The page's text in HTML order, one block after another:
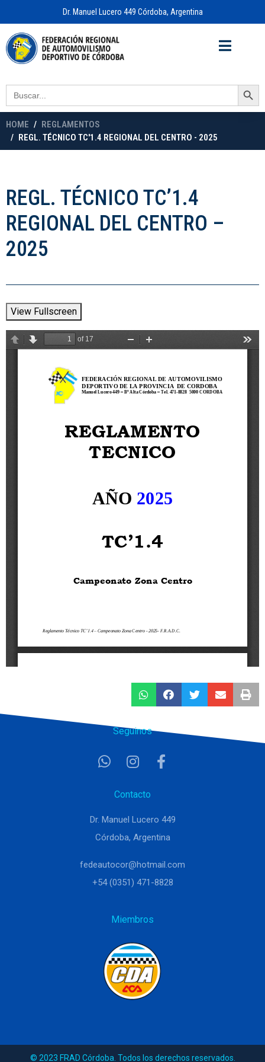
Dr. Manuel Lucero 449 Córdoba, Argentina
Search
for:
Search Button
HOME
REGLAMENTOS
REGL. TÉCNICO TC'1.4 REGIONAL DEL CENTRO - 2025
REGL. TÉCNICO TC’1.4
REGIONAL DEL CENTRO –
2025
View Fullscreen
Seguinos
Contacto
Dr. Manuel Lucero 449
Córdoba, Argentina
fedeautocor@hotmail.com
+54 (0351) 471-8828
Miembros
© 2023 FRAD Córdoba. Todos los derechos reservados.